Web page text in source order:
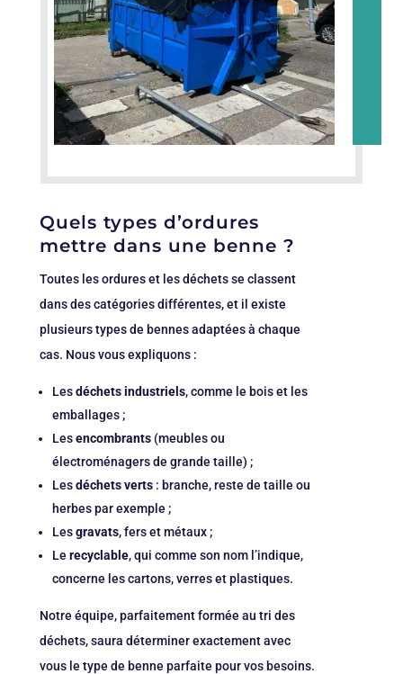
Quels types d’ordures
mettre dans une benne ?
Toutes les ordures et les déchets se classent
dans des catégories différentes, et il existe
plusieurs types de bennes adaptées à chaque
cas. Nous vous expliquons :
Lesdéchets industriels, comme le bois et les
emballages ;
Lesencombrants(meubles ou
électroménagers de grande taille) ;
Lesdéchets verts : branche, reste de taille ou
herbes par exemple ;
Lesgravats, fers et métaux ;
Le recyclable, qui comme son nom l’indique,
concerne les cartons, verres et plastiques.
Notre équipe, parfaitement formée au tri des
déchets, saura déterminer exactement avec
vous le type de benne parfaite pour vos besoins.